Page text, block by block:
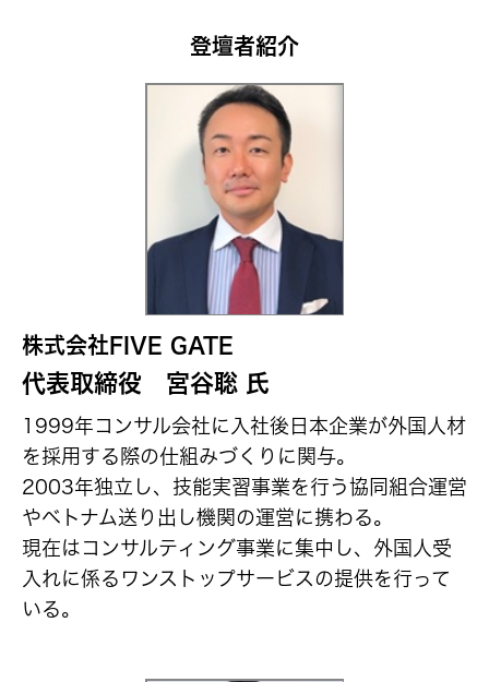
登壇者紹介
株式会社FIVE GATE
代表取締役 宮谷聡 氏
1999年コンサル会社に入社後日本企業が外国人材
を採用する際の仕組みづくりに関与。
2003年独立し、技能実習事業を行う協同組合運営
やベトナム送り出し機関の運営に携わる。
現在はコンサルティング事業に集中し、外国人受
入れに係るワンストップサービスの提供を行って
いる。